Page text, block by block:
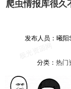
爬虫情报库很久
发布人员：曦阳
分类： 热门